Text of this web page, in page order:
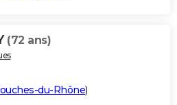
(72 ans)
du-Rhône)